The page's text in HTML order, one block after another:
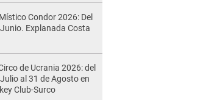
Condor 2026: Del
Explanada Costa
de Ucrania 2026: del
al 31 de Agosto en
Club-Surco